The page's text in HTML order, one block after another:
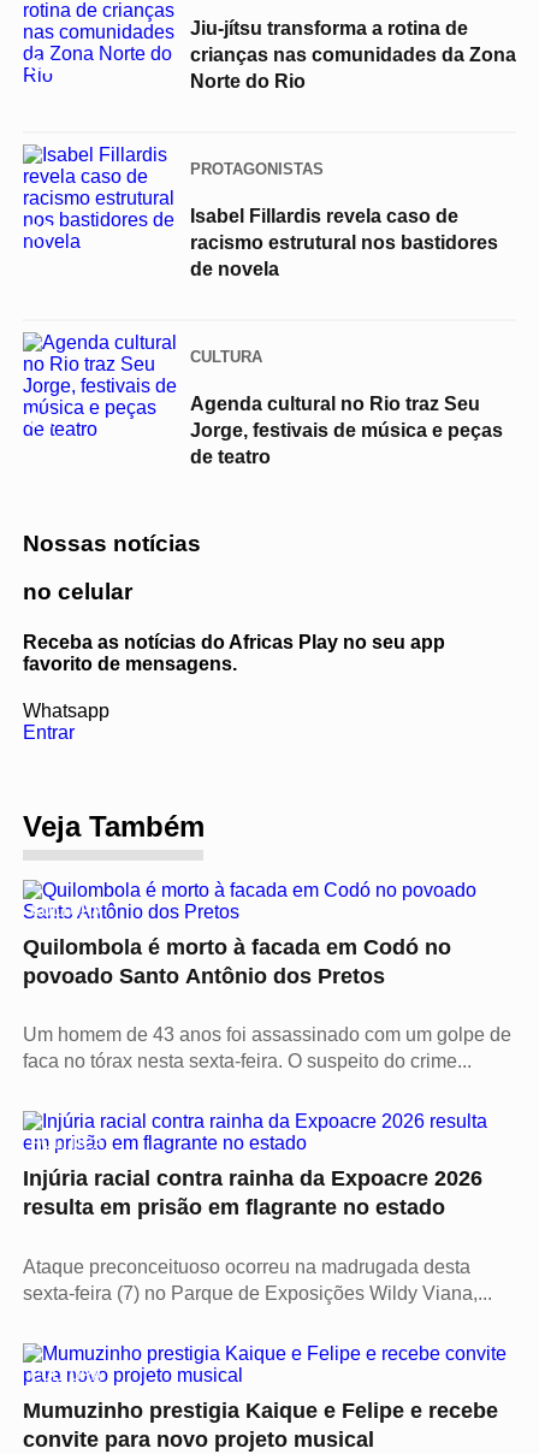
02
Jiu-jítsu transforma a rotina de
crianças nas comunidades da Zona
Norte do Rio
03
PROTAGONISTAS
Isabel Fillardis revela caso de
racismo estrutural nos bastidores
de novela
04
CULTURA
Agenda cultural no Rio traz Seu
Jorge, festivais de música e peças
de teatro
Nossas notícias
no celular
Receba as notícias do Africas Play no seu app
favorito de mensagens.
Whatsapp
Entrar
Veja Também
CULTURA
Quilombola é morto à facada em Codó no
povoado Santo Antônio dos Pretos
Um homem de 43 anos foi assassinado com um golpe de
faca no tórax nesta sexta-feira. O suspeito do crime...
POLÍTICA
Injúria racial contra rainha da Expoacre 2026
resulta em prisão em flagrante no estado
Ataque preconceituoso ocorreu na madrugada desta
sexta-feira (7) no Parque de Exposições Wildy Viana,...
CULTURA
Mumuzinho prestigia Kaique e Felipe e recebe
convite para novo projeto musical